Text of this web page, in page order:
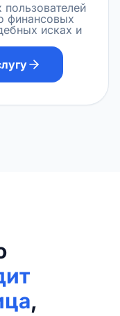
финансовых
исках и
,